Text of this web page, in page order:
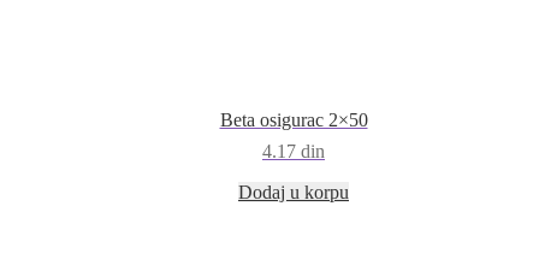
Beta osigurac 2×50
4.17 din
Dodaj u korpu